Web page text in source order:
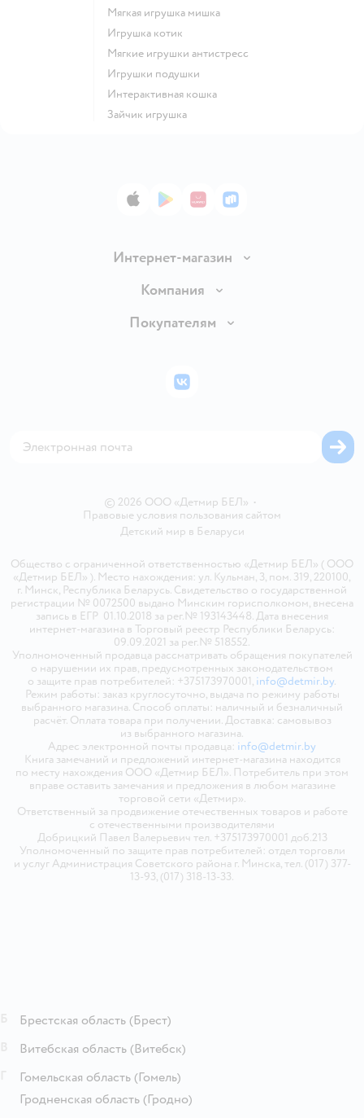
Мягкая игрушка мишка
Игрушка котик
Мягкие игрушки антистресс
Игрушки подушки
Интерактивная кошка
Зайчик игрушка
App StoreGoogle Play
AppGallery
RuStore
Интернет-магазин
Доставка и оплата
Правила продажи
Политика использования файлов cookie
Компания
Вакансии
Покупателям
Бонусные карты
© 2026 ООО «Детмир БЕЛ» •
Правовые условия пользования сайтом
Детский мир в Беларуси
Общество с ограниченной ответственностью «Детмир БЕЛ» ( ООО
«Детмир БЕЛ» ). Место нахождения: ул. Кульман, 3, пом. 319, 220100,
г. Минск, Республика Беларусь. Свидетельство о государственной
регистрации № 0072500 выдано Минским горисполкомом, внесена
запись в ЕГР 01.10.2018 за рег.№ 193143448. Дата внесения
интернет-магазина в Торговый реестр Республики Беларусь:
09.09.2021 за рег.№ 518552.
Уполномоченный продавца рассматривать обращения покупателей
о нарушении их прав, предусмотренных законодательством
о защите прав потребителей: +375173970001, info@detmir.by.
Режим работы: заказ круглосуточно, выдача по режиму работы
выбранного магазина. Способ оплаты: наличный и безналичный
расчёт. Оплата товара при получении. Доставка: самовывоз
из выбранного магазина.
Адрес электронной почты продавца: info@detmir.by
Книга замечаний и предложений интернет-магазина находится
по месту нахождения ООО «Детмир БЕЛ». Потребитель при этом
вправе оставить замечания и предложения в любом магазине
торговой сети «Детмир».
Ответственный за продвижение отечественных товаров и работе
с отечественными производителями
Добрицкий Павел Валерьевич тел. +375173970001 доб.213
Уполномоченный по защите прав потребителей: отдел торговли
и услуг Администрация Советского района г. Минска, тел. (017) 377-
13-93, (017) 318-13-33.
ВКонтакте
Брестская область (Брест)
Витебская область (Витебск)
Гомельская область (Гомель)
Гродненская область (Гродно)